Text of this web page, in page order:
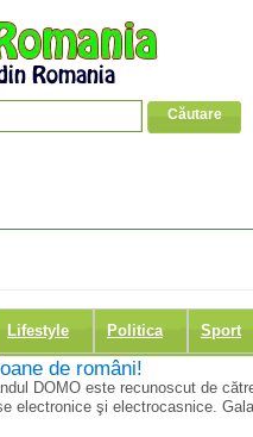
Lifestyle Politica Sport
de români!
DOMO este recunoscut de
electronice şi electrocasnice.